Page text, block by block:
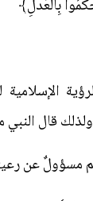
بِالْعَدْلِ﴾
قال النبي
مسؤولٌ عن